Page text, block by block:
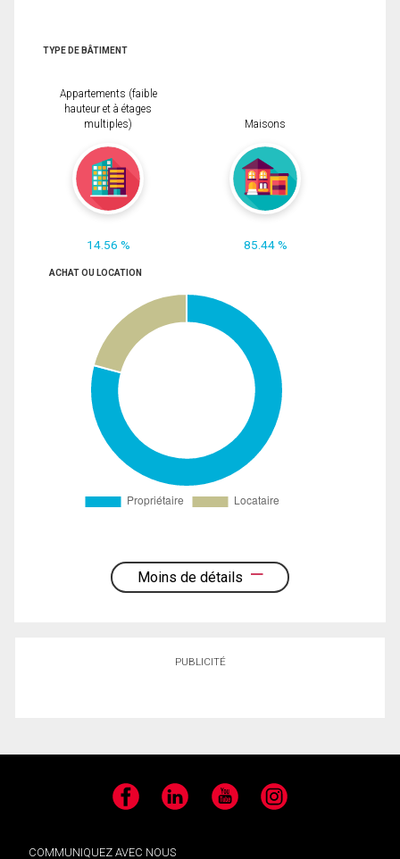
TYPE DE BÂTIMENT
Appartements (faible
hauteur et à étages
multiples)
14.56 %
Maisons
85.44 %
ACHAT OU LOCATION
Moins de détails
PUBLICITÉ
Facebook LinkedIn YouTube Instagram
COMMUNIQUEZ AVEC NOUS